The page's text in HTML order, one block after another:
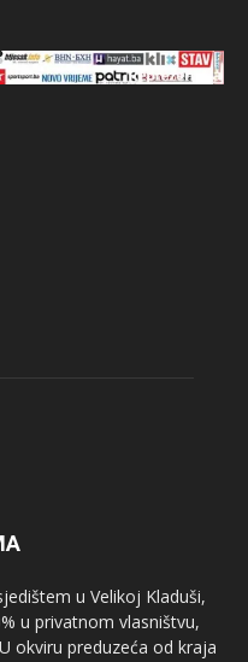
u Velikoj Kladuši,
u privatnom vlasništvu,
okviru preduzeća od kraja